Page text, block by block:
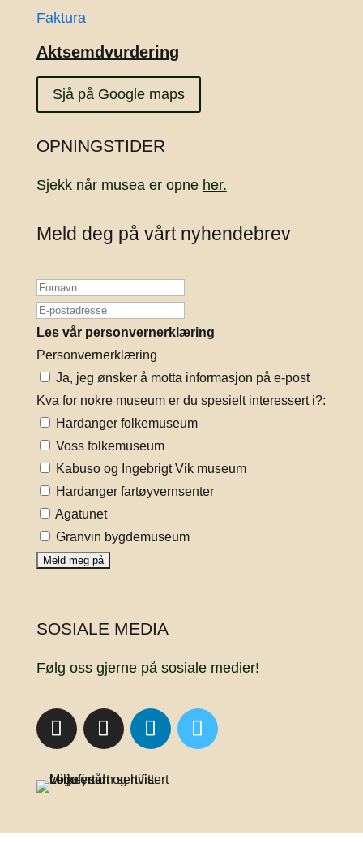
Faktura
Aktsemdvurdering
Sjå på Google maps
OPNINGSTIDER
Sjekk når musea er opne her.
Meld deg på vårt nyhendebrev
Les vår personvernerklæring
Personvernerklæring
Ja, jeg ønsker å motta informasjon på e-post
Kva for nokre museum er du spesielt interessert i?:
Hardanger folkemuseum
Voss folkemuseum
Kabuso og Ingebrigt Vik museum
Hardanger fartøyvernsenter
Agatunet
Granvin bygdemuseum
SOSIALE MEDIA
Følg oss gjerne på sosiale medier!